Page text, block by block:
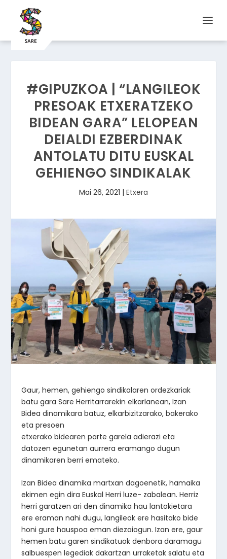
#GIPUZKOA | “LANGILEOK
PRESOAK ETXERATZEKO
BIDEAN GARA” LELOPEAN
DEIALDI EZBERDINAK
ANTOLATU DITU EUSKAL
GEHIENGO SINDIKALAK
Mai 26, 2021 | Etxera
Gaur, hemen, gehiengo sindikalaren ordezkariak
batu gara Sare Herritarrarekin elkarlanean, Izan
Bidea dinamikara batuz, elkarbizitzarako, bakerako
eta presoen
etxerako bidearen parte garela adierazi eta
datozen egunetan aurrera eramango dugun
dinamikaren berri emateko.
Izan Bidea dinamika martxan dagoenetik, hamaika
ekimen egin dira Euskal Herri luze- zabalean. Herriz
herri garatzen ari den dinamika hau lantokietara
ere eraman nahi dugu, langileok ere hasitako bide
honi gure hauspoa eman diezaiogun. Izan ere, gaur
hemen batu garen sindikatuok denbora daramagu
salbuespen legediak dakartzan urraketak salatu eta